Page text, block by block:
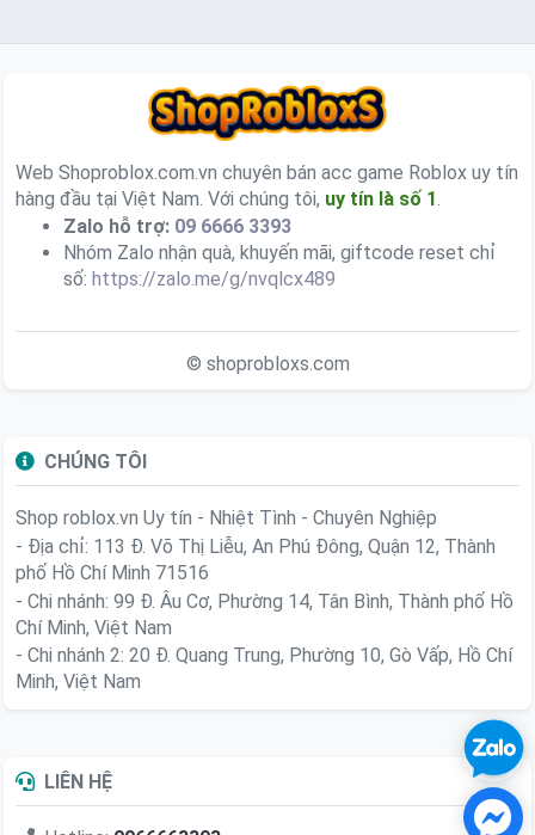
Web Shoproblox.com.vn chuyên bán acc game Roblox uy tín
hàng đầu tại Việt Nam. Với chúng tôi, uy tín là số 1
Zalo hỗ trợ: 09 6666 3393
Nhóm Zalo nhận quà, khuyến mãi, giftcode reset chỉ
số: https://zalo.me/g/nvqlcx489
© shoprobloxs.com
CHÚNG TÔI
Shop roblox.vn Uy tín - Nhiệt Tình - Chuyên Nghiệp
- Địa chỉ: 113 Đ. Võ Thị Liễu, An Phú Đông, Quận 12, Thành
phố Hồ Chí Minh 71516
- Chi nhánh: 99 Đ. Âu Cơ, Phường 14, Tân Bình, Thành phố Hồ
Chí Minh, Việt Nam
- Chi nhánh 2: 20 Đ. Quang Trung, Phường 10, Gò Vấp, Hồ Chí
Minh, Việt Nam
LIÊN HỆ